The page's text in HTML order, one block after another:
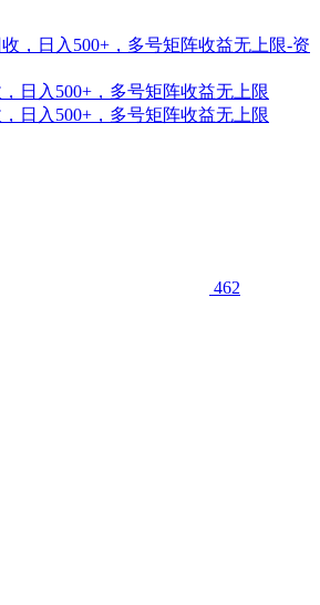
日入500+，多号矩阵收益无上限
日入500+，多号矩阵收益无上限
462